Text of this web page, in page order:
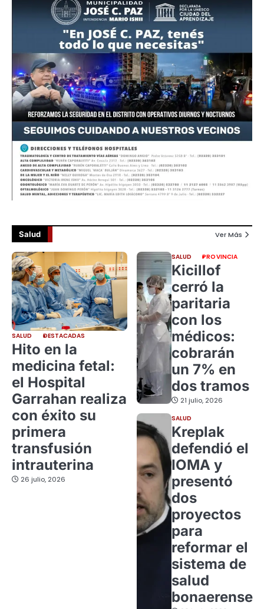
Salud Ver Más
SALUD DESTACADAS
Hito en la
medicina fetal:
el Hospital
Garrahan realiza
con éxito su
primera
transfusión
intrauterina
26 julio, 2026
SALUD PROVINCIA
Kicillof
cerró la
paritaria
con los
médicos:
cobrarán
un 7% en
dos tramos
21 julio, 2026
SALUD
Kreplak
defendió el
IOMA y
presentó
dos
proyectos
para
reformar el
sistema de
salud
bonaerense